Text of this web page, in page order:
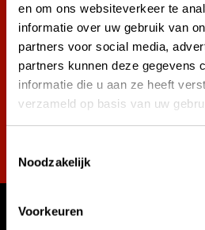
en om ons websiteverkeer te
informatie over uw gebruik van
partners voor social media,
partners kunnen deze gegevens
informatie die u aan ze heeft
verzameld op basis van uw
Noodzakelijk
Voorkeuren
angemeldet.
Melde dich für den Newsletter an
die besten Golfangebote!